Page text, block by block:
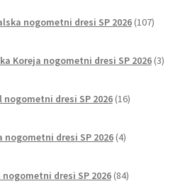
nogometni dresi SP 2026 107
Koreja nogometni dresi SP 2026 3
nogometni dresi SP 2026 16izdelkov
nogometni dresi SP 2026 4izdelki
dresi SP 2026 84izdelkov